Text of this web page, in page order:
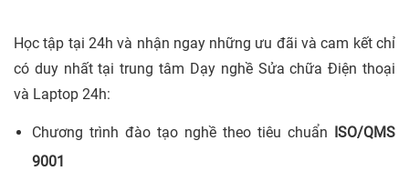
Học tập tại 24h và nhận ngay những ưu đãi và cam kết chỉ
có duy nhất tại trung tâm Dạy nghề Sửa chữa Điện thoại
và Laptop 24h:
Chương trình đào tạo nghề theo tiêu chuẩn ISO/QMS
9001